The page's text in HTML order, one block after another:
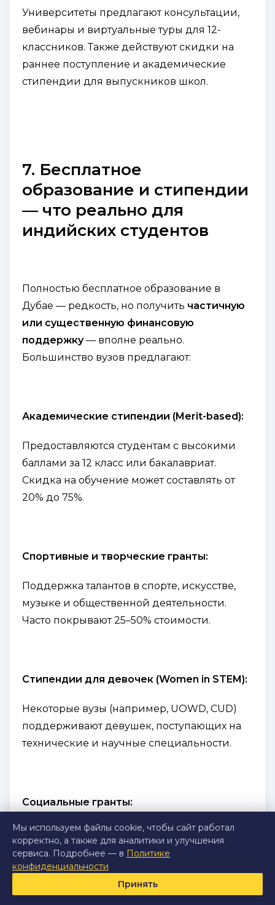
Университеты предлагают консультации,
вебинары и виртуальные туры для 12-
классников. Также действуют скидки на
раннее поступление и академические
стипендии для выпускников школ.
7. Бесплатное
образование и стипендии
— что реально для
индийских студентов
Полностью бесплатное образование в
Дубае — редкость, но получить частичную
или существенную финансовую
поддержку— вполне реально.
Большинство вузов предлагают:
Академические стипендии (Merit-based):
Предоставляются студентам с высокими
баллами за 12 класс или бакалавриат.
Скидка на обучение может составлять от
20% до 75%.
Спортивные и творческие гранты:
Поддержка талантов в спорте, искусстве,
музыке и общественной деятельности.
Часто покрывают 25–50% стоимости.
Стипендии для девочек (Women in STEM):
Некоторые вузы (например, UOWD, CUD)
поддерживают девушек, поступающих на
технические и научные специальности.
Социальные гранты:
Если у студента ограниченные финансовые
возможности, можно подать заявку на
специальную финансовую помощь,
приложив справки о доходах семьи.
Мы используем файлы cookie, чтобы сайт работал
корректно, а также для аналитики и улучшения
сервиса. Подробнее — в Политике
конфиденциальности
Принять